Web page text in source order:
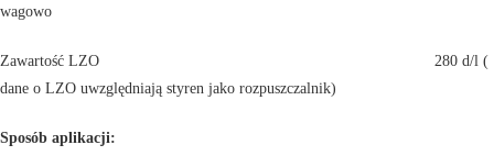
wagowo
Zawartość LZO 280 d/l (
dane o LZO uwzględniają styren jako rozpuszczalnik)
Sposób aplikacji: